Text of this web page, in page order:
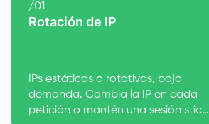
/01
Rotación de IP
IPs estáticas o rotativas, bajo
demanda. Cambia la IP en cada
petición o mantén una sesión sticky